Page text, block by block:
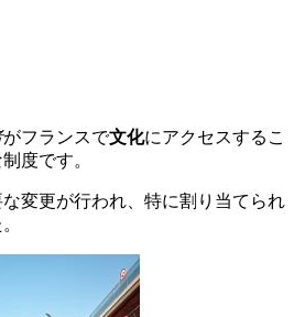
がフランスで文化にアクセスするこ
度です。
変更が行われ、特に割り当てられ